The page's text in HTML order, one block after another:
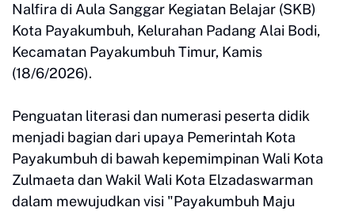
Nalfira di Aula Sanggar Kegiatan Belajar (SKB)
Kota Payakumbuh, Kelurahan Padang Alai Bodi,
Kecamatan Payakumbuh Timur, Kamis
(18/6/2026).
Penguatan literasi dan numerasi peserta didik
menjadi bagian dari upaya Pemerintah Kota
Payakumbuh di bawah kepemimpinan Wali Kota
Zulmaeta dan Wakil Wali Kota Elzadaswarman
dalam mewujudkan visi "Payakumbuh Maju